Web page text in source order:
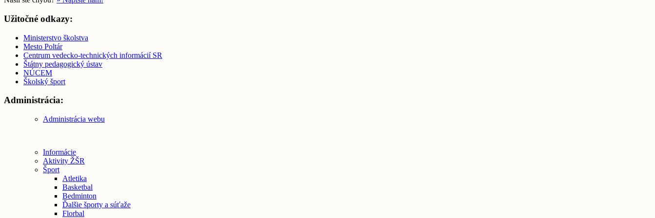
Užitočné odkazy:
Ministerstvo školstva
Mesto Poltár
Centrum vedecko-technických informácií SR
Štátny pedagogický ústav
NÚCEM
Školský šport
Administrácia:
Administrácia webu
Informácie
Aktivity ŽŠR
Šport
Atletika
Basketbal
Bedminton
Ďalšie športy a súťaže
Florbal